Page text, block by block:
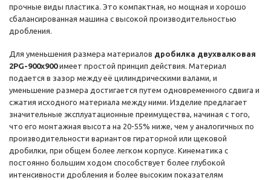
прочные виды пластика. Это компактная, но мощная и хорошо
сбалансированная машина с высокой производительностью
дробления.
Для уменьшения размера материалов дробилка двухвалковая
2PG-900x900имеет простой принцип действия. Материал
подается в зазор между её цилиндрическими валами, и
уменьшение размера достигается путем одновременного сдвига и
сжатия исходного материала между ними. Изделие предлагает
значительные эксплуатационные преимущества, начиная с того,
что его монтажная высота на 20-55% ниже, чем у аналогичных по
производительности вариантов гираторной или щековой
дробилки, при общем более легком корпусе. Кинематика с
постоянно большим ходом способствует более глубокой
интенсивности дробления и более высоким показателям